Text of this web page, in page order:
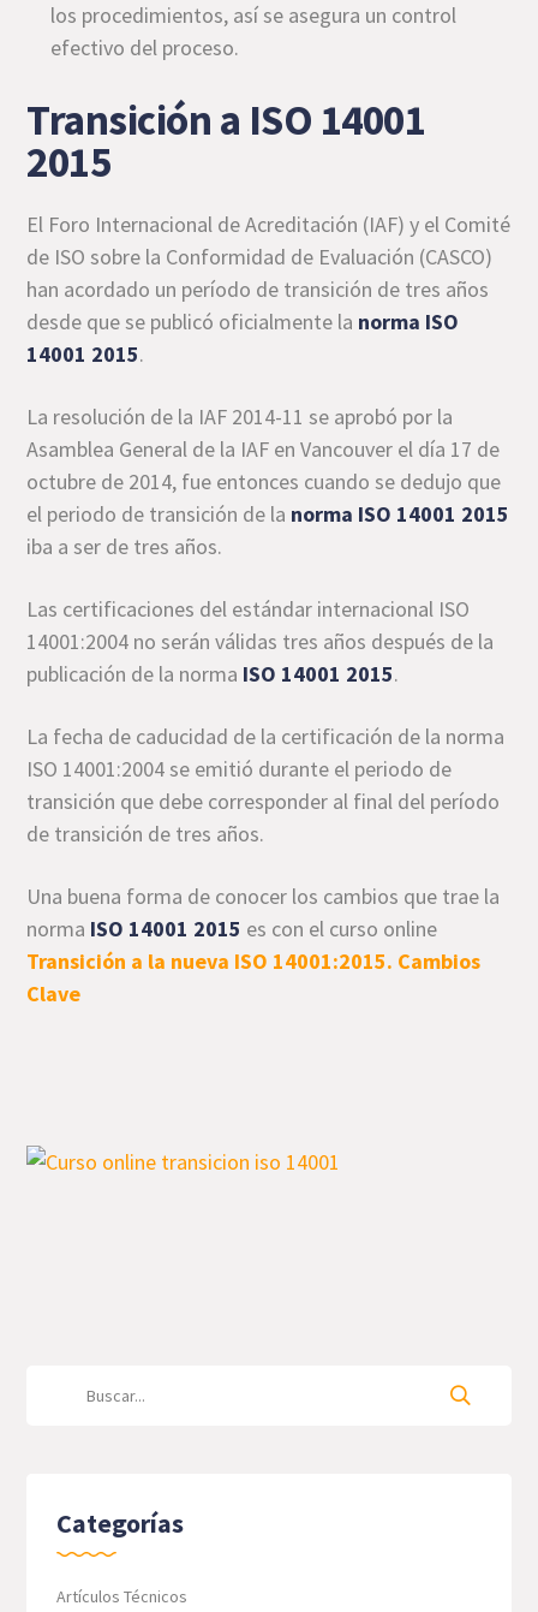
los procedimientos, así se asegura un control
efectivo del proceso.
Transición a ISO 14001
2015
El Foro Internacional de Acreditación (IAF) y el Comité
de ISO sobre la Conformidad de Evaluación (CASCO)
han acordado un período de transición de tres años
desde que se publicó oficialmente la norma ISO
14001 2015.
La resolución de la IAF 2014-11 se aprobó por la
Asamblea General de la IAF en Vancouver el día 17 de
octubre de 2014, fue entonces cuando se dedujo que
el periodo de transición de la norma ISO 14001 2015
iba a ser de tres años.
Las certificaciones del estándar internacional ISO
14001:2004 no serán válidas tres años después de la
publicación de la norma ISO 14001 2015.
La fecha de caducidad de la certificación de la norma
ISO 14001:2004 se emitió durante el periodo de
transición que debe corresponder al final del período
de transición de tres años.
Una buena forma de conocer los cambios que trae la
norma ISO 14001 2015 es con el curso online
Transición a la nueva ISO 14001:2015. Cambios
Clave
Categorías
Artículos Técnicos